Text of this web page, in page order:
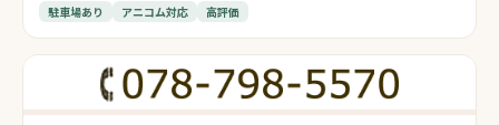
駐車場あり アニコム対応 高評価